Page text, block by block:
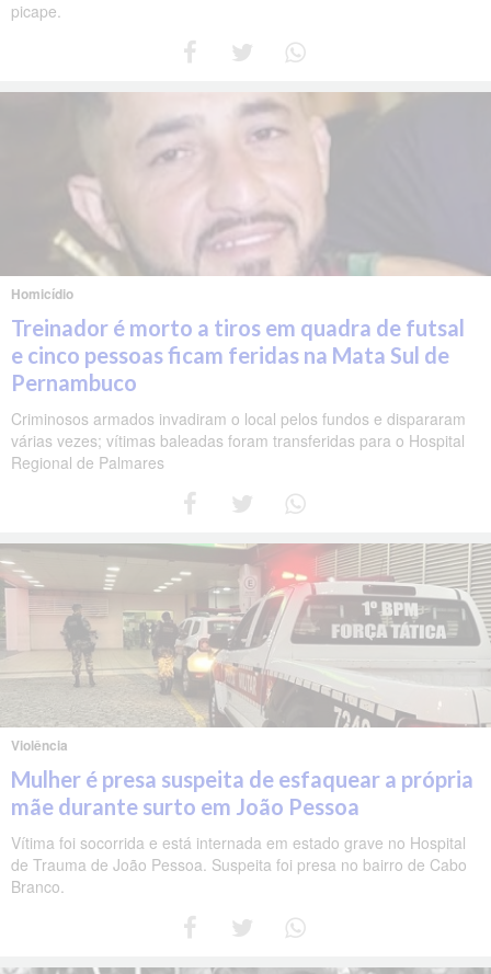
picape.
Homicídio
Treinador é morto a tiros em quadra de futsal
e cinco pessoas ficam feridas na Mata Sul de
Pernambuco
Criminosos armados invadiram o local pelos fundos e dispararam
várias vezes; vítimas baleadas foram transferidas para o Hospital
Regional de Palmares
Violência
Mulher é presa suspeita de esfaquear a própria
mãe durante surto em João Pessoa
Vítima foi socorrida e está internada em estado grave no Hospital
de Trauma de João Pessoa. Suspeita foi presa no bairro de Cabo
Branco.